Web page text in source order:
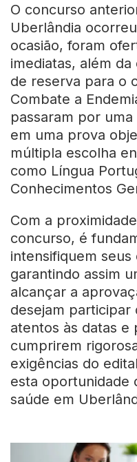
O concurso
Uberlândia
ocasião, foram
imediatas, além
de reserva para o
Combate a
passaram por
em uma prova
múltipla escolha
como Língua
Conhecimentos
Com a
concurso, é
intensifiquem
garantindo assim
alcançar a
desejam
atentos às datas e
cumprirem
exigências do
esta oportunidade
saúde em